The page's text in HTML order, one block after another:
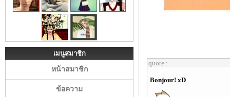
เมนูสมาชิก
หน้าสมาชิก
ข้อความ
quote :
Bonjour! xD